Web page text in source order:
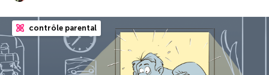
contrôle parental